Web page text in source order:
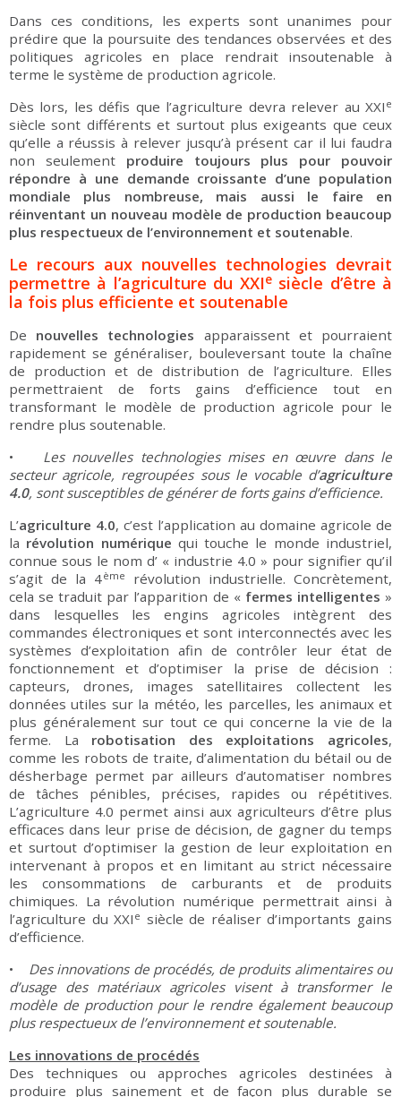
Dans ces conditions, les experts sont unanimes pour
prédire que la poursuite des tendances observées et des
politiques agricoles en place rendrait insoutenable à
terme le système de production agricole.
Dès lors, les défis que l’agriculture devra relever au XXI e
siècle sont différents et surtout plus exigeants que ceux
qu’elle a réussis à relever jusqu’à présent car il lui faudra
non seulement produire toujours plus pour pouvoir
répondre à une demande croissante d’une population
mondiale plus nombreuse, mais aussi le faire en
réinventant un nouveau modèle de production beaucoup
plus respectueux de l’environnement et soutenable.
Le recours aux nouvelles technologies devrait
permettre à l’agriculture du XXIesiècle d’être à
la fois plus efficiente et soutenable
De nouvelles technologies apparaissent et pourraient
rapidement se généraliser, bouleversant toute la chaîne
de production et de distribution de l’agriculture. Elles
permettraient de forts gains d’efficience tout en
transformant le modèle de production agricole pour le
rendre plus soutenable.
• Les nouvelles technologies mises en œuvre dans le
secteur agricole, regroupées sous le vocable d’agriculture
4.0, sont susceptibles de générer de forts gains d’efficience.
L’agriculture 4.0, c’est l’application au domaine agricole de
la révolution numérique qui touche le monde industriel,
connue sous le nom d’ « industrie 4.0 » pour signifier qu’il
s’agit de la 4ème
révolution industrielle. Concrètement,
cela se traduit par l’apparition de «fermes intelligentes »
dans lesquelles les engins agricoles intègrent des
commandes électroniques et sont interconnectés avec les
systèmes d’exploitation afin de contrôler leur état de
fonctionnement et d’optimiser la prise de décision :
capteurs, drones, images satellitaires collectent les
données utiles sur la météo, les parcelles, les animaux et
plus généralement sur tout ce qui concerne la vie de la
ferme. La robotisation des exploitations agricoles,
comme les robots de traite, d’alimentation du bétail ou de
désherbage permet par ailleurs d’automatiser nombres
de tâches pénibles, précises, rapides ou répétitives.
L’agriculture 4.0 permet ainsi aux agriculteurs d’être plus
efficaces dans leur prise de décision, de gagner du temps
et surtout d’optimiser la gestion de leur exploitation en
intervenant à propos et en limitant au strict nécessaire
les consommations de carburants et de produits
chimiques. La révolution numérique permettrait ainsi à
l’agriculture du XXI e siècle de réaliser d’importants gains
d’efficience.
•
Des innovations de procédés, de produits alimentaires ou
d’usage des matériaux agricoles visent à transformer le
modèle de production pour le rendre également beaucoup
plus respectueux de l’environnement et soutenable.
Les innovations de procédés
Des techniques ou approches agricoles destinées à
produire plus sainement et de façon plus durable se